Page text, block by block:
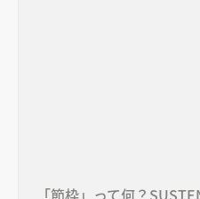
「節枠」って何？